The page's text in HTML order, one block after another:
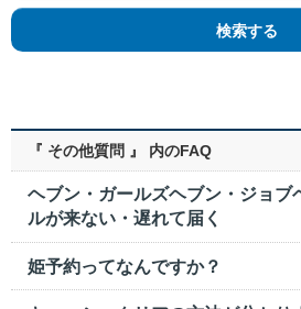
検索する
『 その他質問 』 内のFAQ
ヘブン・ガールズヘブン・ジョブ
ルが来ない・遅れて届く
姫予約ってなんですか？